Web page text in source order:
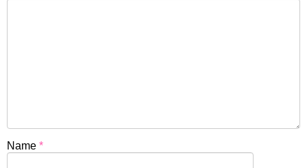
Name *